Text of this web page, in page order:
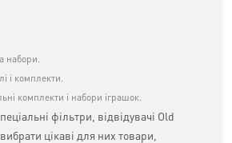
набори.
і комплекти.
комплекти і набори іграшок.
фільтри, відвідувачі Old
цікаві для них товари,